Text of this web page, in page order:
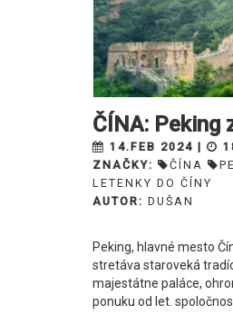
ČÍNA: Peking
14.FEB 2024 |
ZNAČKY:
ČÍNA
LETENKY DO ČÍNY
AUTOR: DUŠAN
Peking, hlavné mesto
stretáva staroveká
majestátne paláce,
ponuku od let.